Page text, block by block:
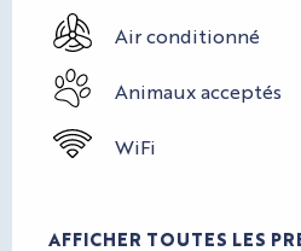
Air conditionné
Animaux acceptés
WiFi
AFFICHER TOUTES LES